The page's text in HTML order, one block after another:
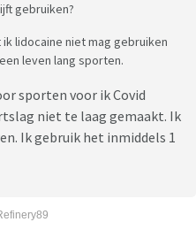
gebruiken?
lidocaine niet mag gebruiken
leven lang sporten.
sporten voor ik Covid
niet te laag gemaakt. Ik
Ik gebruik het inmiddels 1